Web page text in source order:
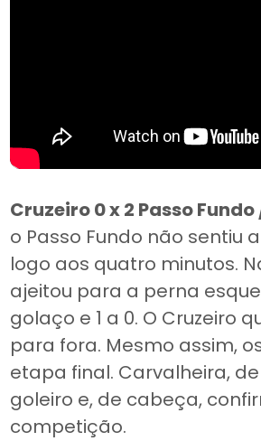
Cruzeiro 0 x 2 Passo
o Passo Fundo não sentiu
logo aos quatro minutos.
ajeitou para a perna
golaço e 1 a 0. O Cruzeiro
para fora. Mesmo assim,
etapa final. Carvalheira,
goleiro e, de cabeça,
competição.